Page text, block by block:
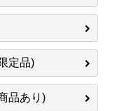
定品)
品あり)